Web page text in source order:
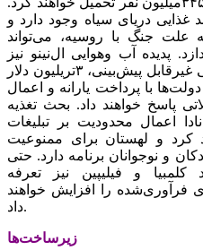
غذایی دریای سیاه وجود دارد و
علت جنگ با روسیه، می‌‌‌تواند
پدیده آب‌‌‌‌‌‌ وهوایی ال‌‌‌‌نینو نیز
می‌‌‌تواند با ایجاد تغییرات آب‌وهوایی غیرقابل پیش‌بینی، ۳تریلیون دلار
با پرداخت یارانه و اعمال
پاسخ خواهند داد. بحث تغذیه
اعمال محدودیت‌‌‌ بر تبلیغات
کرد و لهستان برای ممنوعیت
و نوجوانان برنامه دارد. حتی
و فیلیپین نیز تعرفه
فرآوری‌شده را افزایش خواهند
داد.
زیرساخت‌‌‌ها